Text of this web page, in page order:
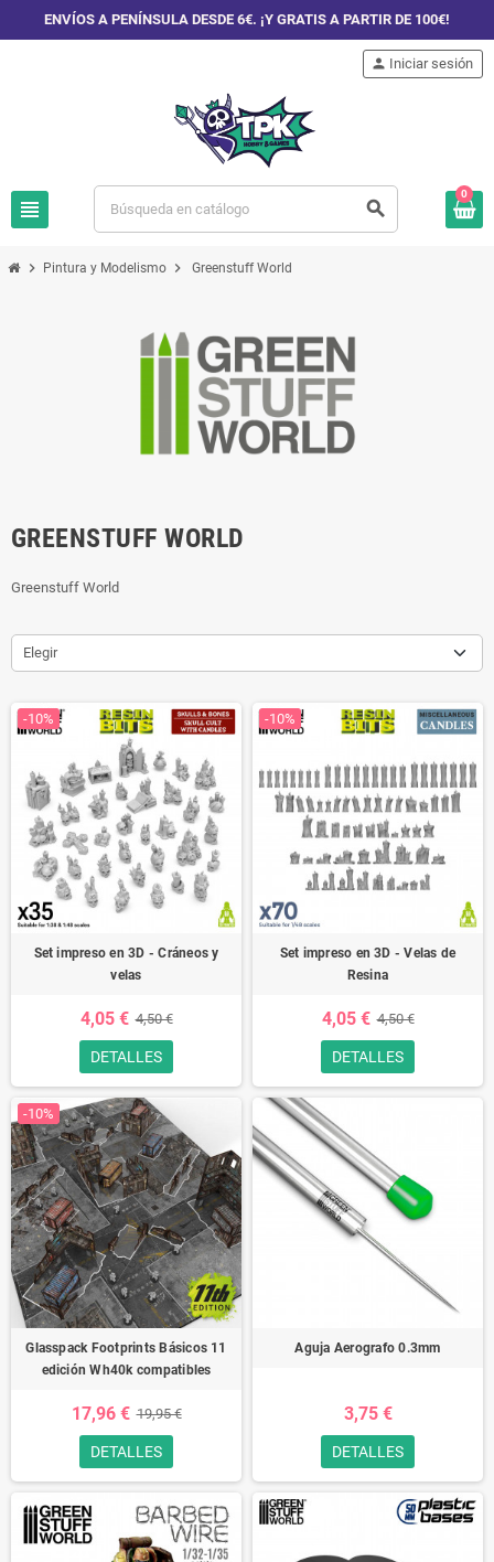
ENVÍOS A PENÍNSULA DESDE 6€. ¡Y GRATIS A PARTIR DE 100€!
view_headline search
person Iniciar sesión
0
chevron_right Pintura y Modelismo chevron_right Greenstuff World
GREENSTUFF WORLD
Greenstuff World
Elegir
-10%
Set impreso en 3D - Cráneos y
velas
4,05 € 4,50 €
DETALLES
-10%
Set impreso en 3D - Velas de
Resina
4,05 € 4,50 €
DETALLES
-10%
Glasspack Footprints Básicos 11
edición Wh40k compatibles
17,96 € 19,95 €
DETALLES
Aguja Aerografo 0.3mm
3,75 €
DETALLES